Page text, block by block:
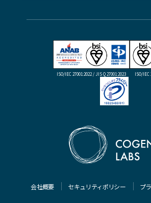
会社概要 セキュリティポリシー プ
ISO/IEC 27001:2022 / JIS Q 27001:2023 ISO/IEC